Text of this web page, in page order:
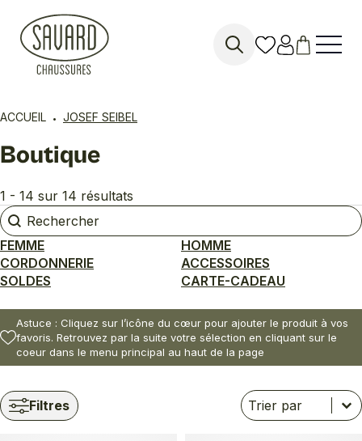
ACCUEIL JOSEF SEIBEL
Boutique
1 - 14 sur 14 résultats
Rechercher
Rechercher
FEMME
HOMME
CORDONNERIE
ACCESSOIRES
SOLDES
CARTE-CADEAU
Astuce : Cliquez sur l’icône du cœur pour ajouter le produit à vos
favoris. Retrouvez par la suite votre sélection en cliquant sur le
coeur dans le menu principal au haut de la page
Filtres Trier
Trier le contenu
Trier le contenu